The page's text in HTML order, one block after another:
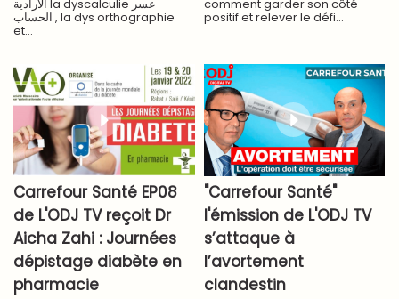
الارادية la dyscalculie عسر
الحساب , la dys orthographie
et...
comment garder son côté
positif et relever le défi...
Carrefour Santé EP08
de L'ODJ TV reçoit Dr
Aicha Zahi : Journées
dépistage diabète en
pharmacie
"Carrefour Santé"
l'émission de L'ODJ TV
s’attaque à
l’avortement
clandestin